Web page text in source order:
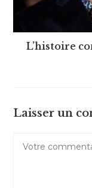
L’histoire
Laisser un